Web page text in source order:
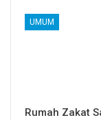
UMUM
Rumah Zakat